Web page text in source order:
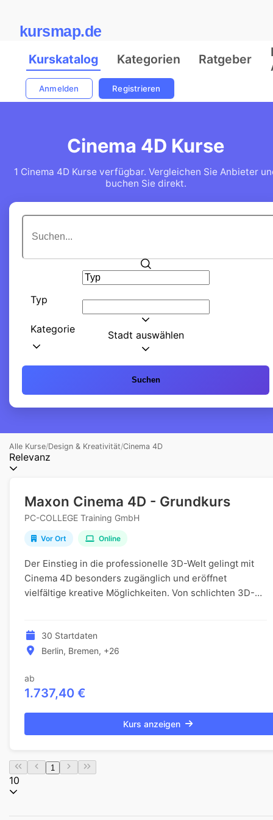
kursmap.de
Kurskatalog Kategorien Ratgeber
Anmelden Registrieren
Cinema 4D Kurse
1 Cinema 4D Kurse verfügbar. Vergleichen Sie Anbieter
buchen Sie direkt.
Typ
Kategorie Stadt auswählen
Suchen
Alle Kurse/Design & Kreativität/Cinema 4D
Relevanz
Maxon Cinema 4D - Grundkurs
PC-COLLEGE Training GmbH
Vor Ort Online
Der Einstieg in die professionelle 3D-Welt gelingt mit
Cinema 4D besonders zugänglich und eröffnet
vielfältige kreative Möglichkeiten. Von schlichten 3D-
30 Startdaten
Berlin, Bremen, +26
ab
1.737,40 €
Kurs anzeigen
1
10